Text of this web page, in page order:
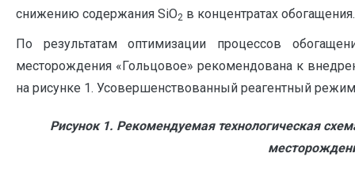
снижению содержания SiO2 в концентратах обогащения.
По результатам оптимизации процессов
месторождения «Гольцовое» рекомендована к
на рисунке 1. Усовершенствованный реагентный
Рисунок 1. Рекомендуемая технологическая